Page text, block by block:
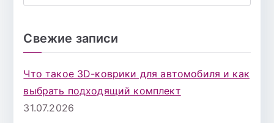
Свежие записи
Что такое 3D-коврики для автомобиля и как
выбрать подходящий комплект
31.07.2026